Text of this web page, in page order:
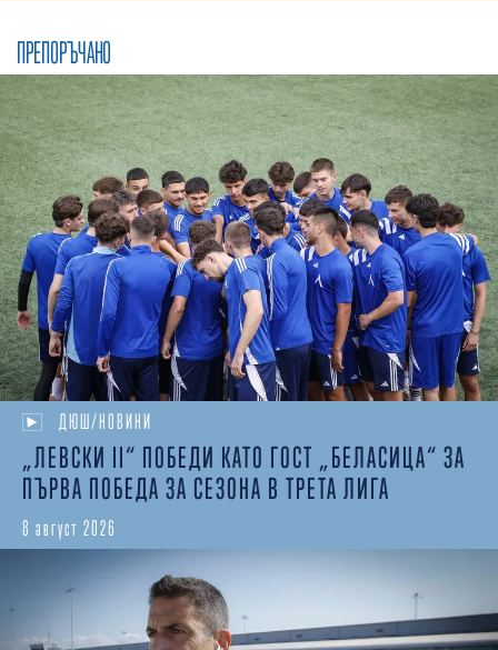
ПРЕПОРЪЧАНО
ДЮШ/НОВИНИ
„ЛЕВСКИ II“ ПОБЕДИ КАТО ГОСТ „БЕЛАСИЦА“ ЗА
ПЪРВА ПОБЕДА ЗА СЕЗОНА В ТРЕТА ЛИГА
8 август 2026